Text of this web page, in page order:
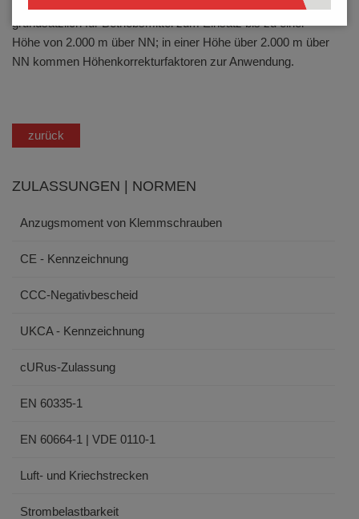
grundsätzlich für Betriebsmittel zum Einsatz bis zu einer
Höhe von 2.000 m über NN; in einer Höhe über 2.000 m über
NN kommen Höhenkorrekturfaktoren zur Anwendung.
zurück
ZULASSUNGEN | NORMEN
Anzugsmoment von Klemmschrauben
CE - Kennzeichnung
CCC-Negativbescheid
UKCA - Kennzeichnung
cURus-Zulassung
EN 60335-1
EN 60664-1 | VDE 0110-1
Luft- und Kriechstrecken
Strombelastbarkeit